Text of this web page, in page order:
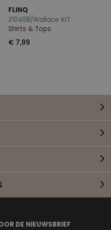
FLINQ
Z10408/Wallace KIT
Shirts & Tops
€ 7,99
DE NIEUWSBRIEF